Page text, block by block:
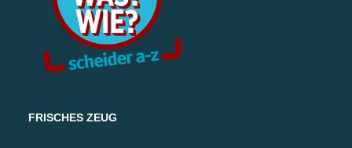
FRISCHES ZEUG